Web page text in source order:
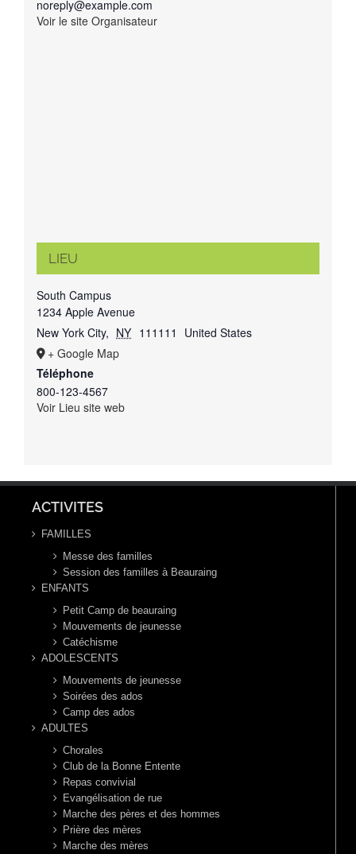
noreply@example.com
Voir le site Organisateur
LIEU
South Campus
1234 Apple Avenue
New York City, NY 111111
United States
+ Google Map
Téléphone
800-123-4567
Voir Lieu site web
ACTIVITES
FAMILLES
Messe des familles
Session des familles à Beauraing
ENFANTS
Petit Camp de beauraing
Mouvements de jeunesse
Catéchisme
ADOLESCENTS
Mouvements de jeunesse
Soirées des ados
Camp des ados
ADULTES
Chorales
Club de la Bonne Entente
Repas convivial
Evangélisation de rue
Marche des pères et des hommes
Prière des mères
Marche des mères